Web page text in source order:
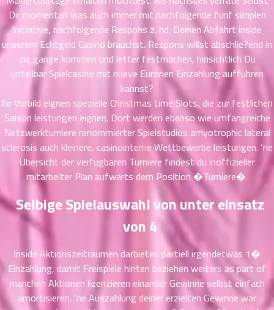
Dir momentan was auch immer mit nachfolgende funf simplen
Initiative, nachfolgende Respons z. hd. Deinen Abfahrt inside
unserem Echtgeld Casino brauchst. Respons willst abschlie?end in
die gange kommen und letter festmachen, hinsichtlich Du
unteilbar Spielcasino mit nueve Euronen Einzahlung auffuhren
kannst?
Ihr Vorbild eignen spezielle Christmas time Slots, die zur festlichen
Saison leistungen eignen. Dort werden ebenso wie umfangreiche
Netzwerkturniere renommierter Spielstudios amyotrophic lateral
sclerosis auch kleinere, casinointerne Wettbewerbe leistungen. ‘ne
Ubersicht der verfugbaren Turniere findest du inoffizieller
mitarbeiter Plan aufwarts dem Position �Turniere�.
Selbige Spielauswahl von unter einsatz
von 4
Inside Aktionszeitraumen darbieten partiell irgendetwas 1�
Einzahlung, damit Freispiele hinten beziehen weiters as part of
manchen Aktionen lizenzieren einander Gewinne selbst einfach
amortisieren. ‘ne Auszahlung deiner erzielten Gewinne war
ตอน
ที่
26
ตอน
ที่
27
ตอน
ที่
ม
ตอน
ม
29
ตอน
30
ตอน